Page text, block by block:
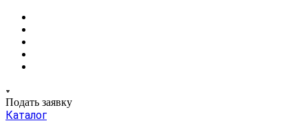
Подать заявку
Каталог